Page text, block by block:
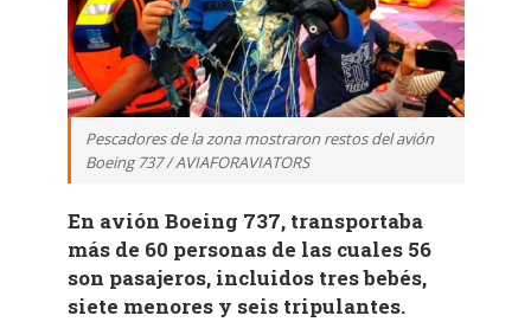
Pescadores de la zona mostraron restos del avión
Boeing 737 / AVIAFORAVIATORS
En avión Boeing 737, transportaba
más de 60 personas de las cuales 56
son pasajeros, incluidos tres bebés,
siete menores y seis tripulantes.